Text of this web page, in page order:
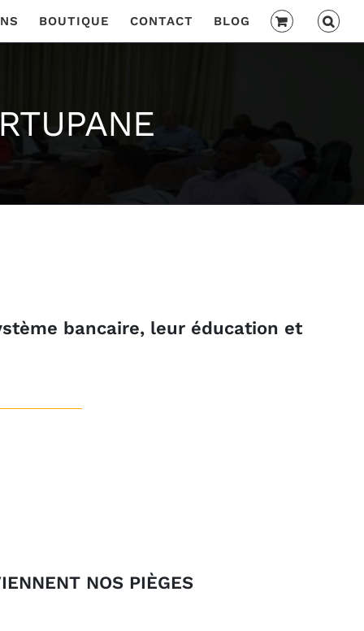
BOUTIQUE CONTACT BLOG
bancaire, leur éducation et
NOS PIÈGES